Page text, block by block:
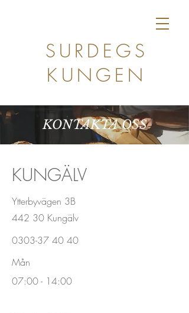
SURDEGS
KUNGEN
KONTAKTA OSS
KUNGÄLV
Ytterbyvägen 3B
442 30 Kungälv
0303-37 40 40
Mån
07:00 - 14:00